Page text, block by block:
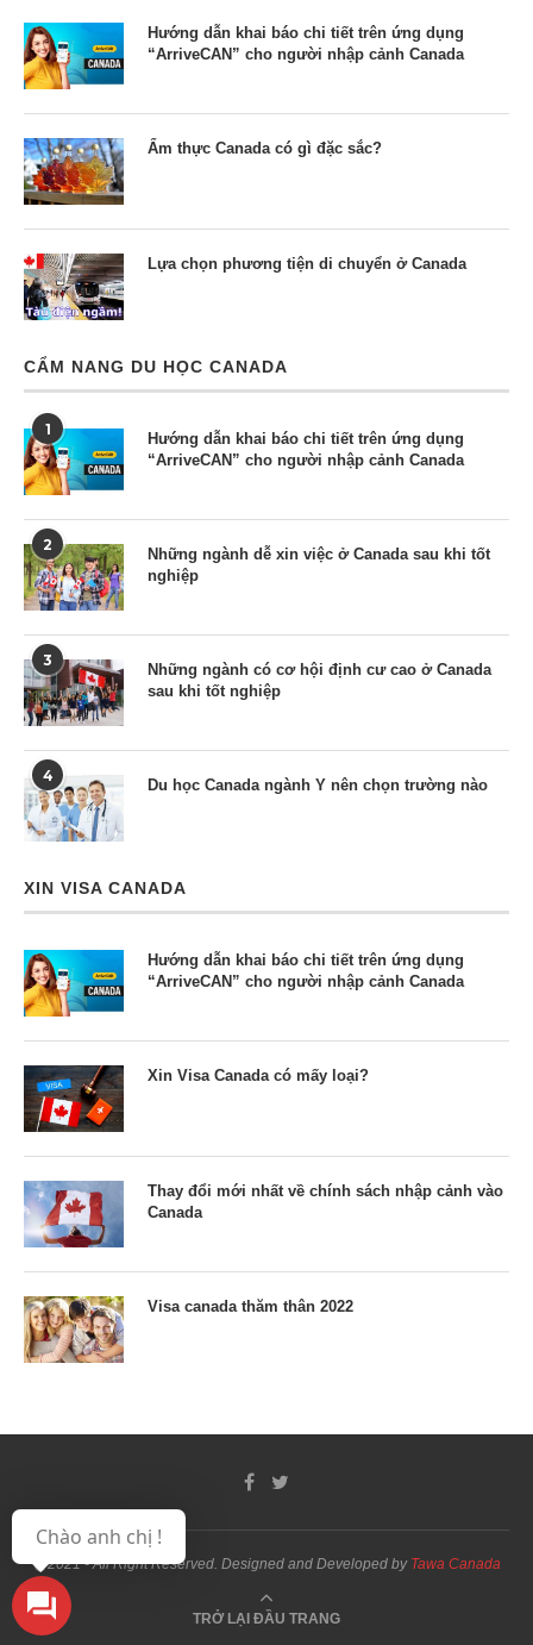
Hướng dẫn khai báo chi tiết trên ứng dụng
“ArriveCAN” cho người nhập cảnh Canada
Ẩm thực Canada có gì đặc sắc?
Lựa chọn phương tiện di chuyển ở Canada
CẨM NANG DU HỌC CANADA
1
Hướng dẫn khai báo chi tiết trên ứng dụng
“ArriveCAN” cho người nhập cảnh Canada
2
Những ngành dễ xin việc ở Canada sau khi tốt
nghiệp
3
Những ngành có cơ hội định cư cao ở Canada
sau khi tốt nghiệp
4
Du học Canada ngành Y nên chọn trường nào
XIN VISA CANADA
Hướng dẫn khai báo chi tiết trên ứng dụng
“ArriveCAN” cho người nhập cảnh Canada
Xin Visa Canada có mấy loại?
Thay đổi mới nhất về chính sách nhập cảnh vào
Canada
Visa canada thăm thân 2022
@2021 - All Right Reserved. Designed and Developed by Tawa Canada
TRỞ LẠI ĐẦU TRANG
Chào anh chị !